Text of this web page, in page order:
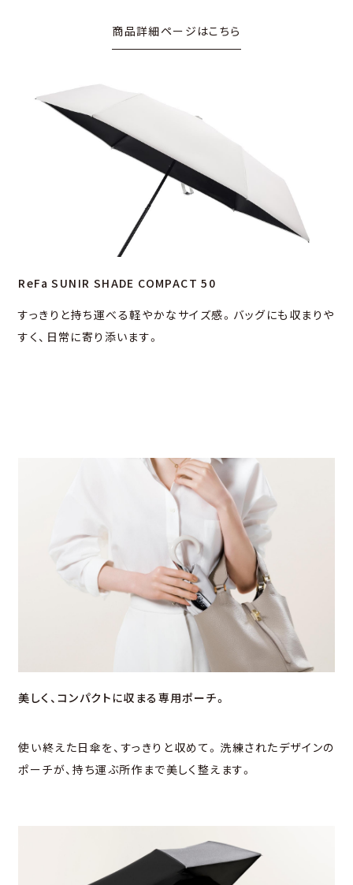
商品詳細ページはこちら
ReFa SUNIR SHADE COMPACT 50
すっきりと持ち運べる軽やかなサイズ感。バッグにも収まりや
すく、⽇常に寄り添います。
美しく、コンパクトに収まる専⽤ポーチ。
使い終えた⽇傘を、すっきりと収めて。洗練されたデザインの
ポーチが、持ち運ぶ所作まで美しく整えます。